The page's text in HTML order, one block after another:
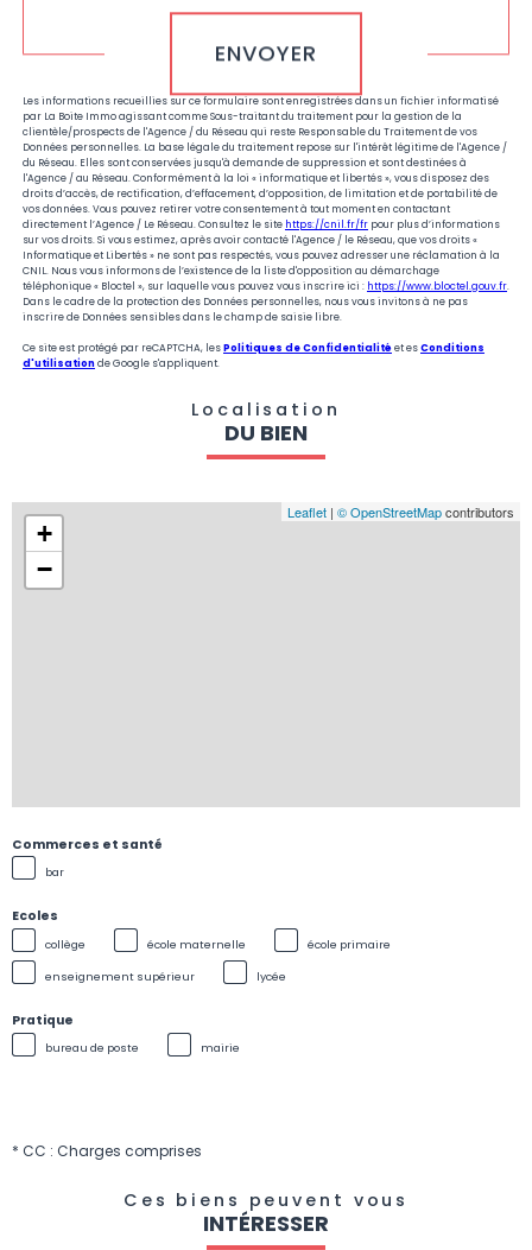
ENVOYER
Les informations recueillies sur ce formulaire sont enregistrées dans un fichier informatisé
par La Boite Immo agissant comme Sous-traitant du traitement pour la gestion de la
clientèle/prospects de l'Agence / du Réseau qui reste Responsable du Traitement de vos
Données personnelles. La base légale du traitement repose sur l'intérêt légitime de l'Agence /
du Réseau. Elles sont conservées jusqu'à demande de suppression et sont destinées à
l'Agence / au Réseau. Conformément à la loi « informatique et libertés », vous disposez des
droits d’accès, de rectification, d’effacement, d’opposition, de limitation et de portabilité de
vos données. Vous pouvez retirer votre consentement à tout moment en contactant
directement l’Agence / Le Réseau. Consultez le site https://cnil.fr/fr pour plus d’informations
sur vos droits. Si vous estimez, après avoir contacté l'Agence / le Réseau, que vos droits «
Informatique et Libertés » ne sont pas respectés, vous pouvez adresser une réclamation à la
CNIL. Nous vous informons de l’existence de la liste d'opposition au démarchage
téléphonique « Bloctel », sur laquelle vous pouvez vous inscrire ici : https://www.bloctel.gouv.fr.
Dans le cadre de la protection des Données personnelles, nous vous invitons à ne pas
inscrire de Données sensibles dans le champ de saisie libre.
Ce site est protégé par reCAPTCHA, lesPolitiques de Confidentialitéet esConditions
d'utilisationde Google s'appliquent.
Localisation
DU BIEN
+
−
Leaflet | © OpenStreetMapcontributors
Commerces et santé
bar
Ecoles
collège école maternelle école primaire
enseignement supérieur lycée
Pratique
bureau de poste mairie
* CC : Charges comprises
Ces biens peuvent vous
INTÉRESSER